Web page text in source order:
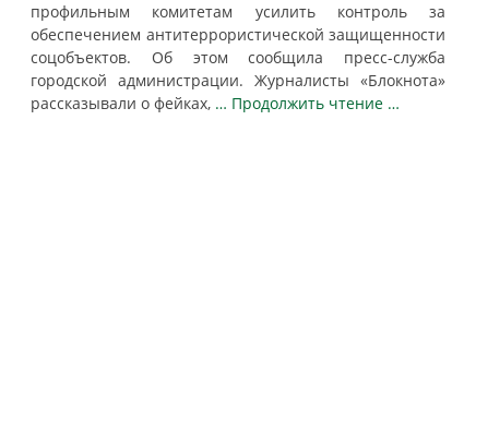
профильным комитетам усилить контроль за
обеспечением антитеррористической защищенности
соцобъектов. Об этом сообщила пресс-служба
городской администрации. Журналисты «Блокнота»
рассказывали о фейках, … Продолжить чтение …